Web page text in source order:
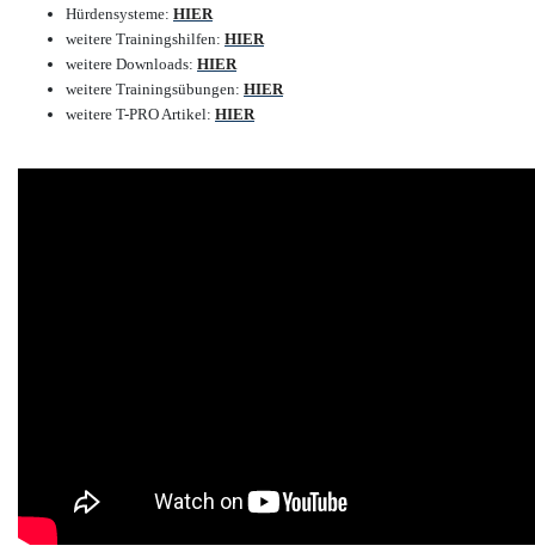
Hürdensysteme: HIER
weitere Trainingshilfen: HIER
weitere Downloads: HIER
weitere Trainingsübungen: HIER
weitere T-PRO Artikel: HIER